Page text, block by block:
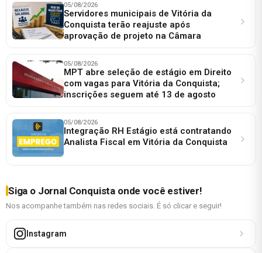
05/08/2026
Servidores municipais de Vitória da
Conquista terão reajuste após
aprovação de projeto na Câmara
05/08/2026
MPT abre seleção de estágio em Direito
com vagas para Vitória da Conquista;
inscrições seguem até 13 de agosto
05/08/2026
Integração RH Estágio está contratando
Analista Fiscal em Vitória da Conquista
Siga o Jornal Conquista onde você estiver!
Nos acompanhe também nas redes sociais. É só clicar e seguir!
Instagram